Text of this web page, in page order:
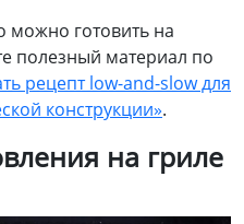
можно готовить на
полезный материал по
рецепт low-and-slow для
конструкции».
на гриле